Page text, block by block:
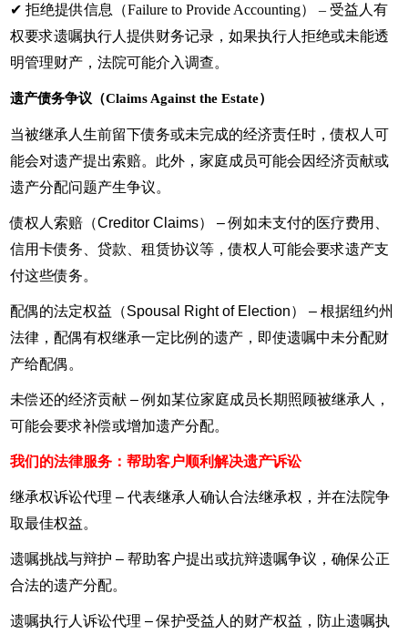
✔ 拒绝提供信息（Failure to Provide Accounting） – 受益人有
权要求遗嘱执行人提供财务记录，如果执行人拒绝或未能透
明管理财产，法院可能介入调查。
遗产债务争议（Claims Against the Estate）
当被继承人生前留下债务或未完成的经济责任时，债权人可
能会对遗产提出索赔。此外，家庭成员可能会因经济贡献或
遗产分配问题产生争议。
债权人索赔（Creditor Claims） – 例如未支付的医疗费用、
信用卡债务、贷款、租赁协议等，债权人可能会要求遗产支
付这些债务。
配偶的法定权益（Spousal Right of Election） – 根据纽约州
法律，配偶有权继承一定比例的遗产，即使遗嘱中未分配财
产给配偶。
未偿还的经济贡献 – 例如某位家庭成员长期照顾被继承人，
可能会要求补偿或增加遗产分配。
我们的法律服务：帮助客户顺利解决遗产诉讼
继承权诉讼代理 – 代表继承人确认合法继承权，并在法院争
取最佳权益。
遗嘱挑战与辩护 – 帮助客户提出或抗辩遗嘱争议，确保公正
合法的遗产分配。
遗嘱执行人诉讼代理 – 保护受益人的财产权益，防止遗嘱执